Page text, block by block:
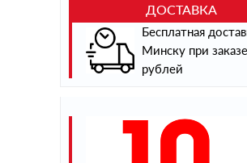
ДОСТАВКА
Бесплатная
Минску при
рублей